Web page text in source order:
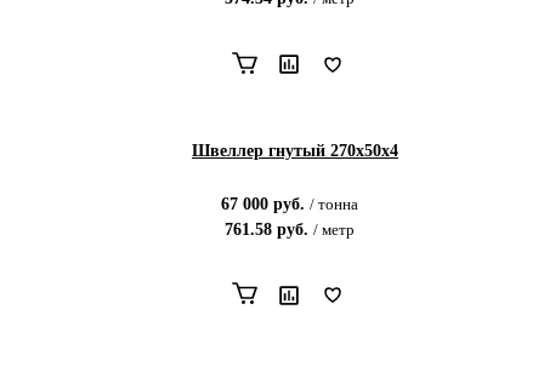
Швеллер гнутый 270х50х4
67 000руб. / тонна
761.58руб. / метр